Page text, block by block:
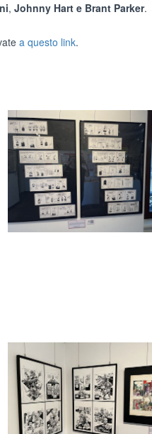
, Johnny Hart e Brant Parker.
a questo link.